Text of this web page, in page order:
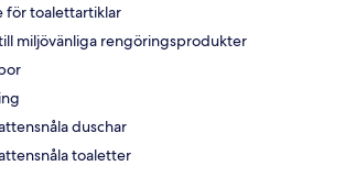
för toalettartiklar
miljövänliga rengöringsprodukter
duschar
toaletter